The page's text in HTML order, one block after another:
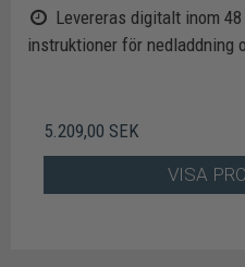
Levereras digitalt inom
instruktioner för nedladdning
5.209,00 SEK
VISA